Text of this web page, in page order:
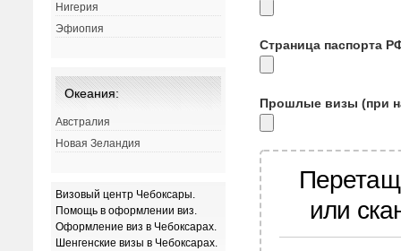
Страница паспорта
Прошлые визы (при
или
Нигерия
Эфиопия
Океания:
Австралия
Новая Зеландия
Визовый центр Чебоксары.
Помощь в оформлении виз.
Оформление виз в Чебоксарах.
Шенгенские визы в Чебоксарах.